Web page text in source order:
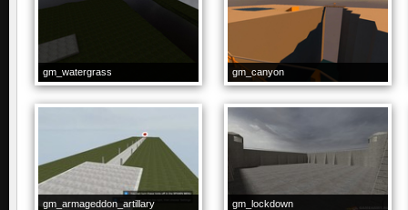
gm_watergrass gm_canyon
gm_armageddon_artillary gm_lockdown